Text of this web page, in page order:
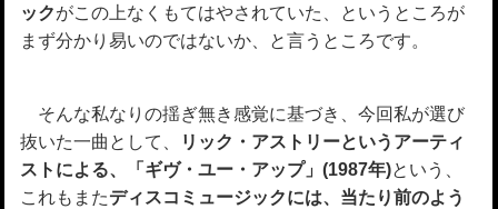
ックがこの上なくもてはやされていた、というところが
まず分かり易いのではないか、と言うところです。
そんな私なりの揺ぎ無き感覚に基づき、今回私が選び
抜いた一曲として、
リック・アストリーというアーティ
ストによる、「ギヴ・ユー・アップ」(1987年)という、
これもまたディスコミュージックには、当たり前のよう